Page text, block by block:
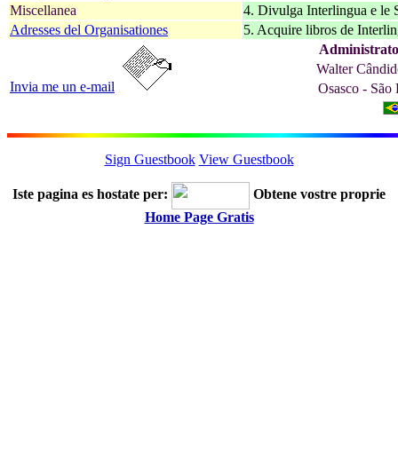
Miscellanea
4. Divulga Interlingua e le
Adresses del Organisationes
5. Acquire libros de
Invia me un e-mail
Walter
Osasco - São
Sign Guestbook View Guestbook
Iste pagina es hostate per:
Obtene vostre proprie
Home Page Gratis